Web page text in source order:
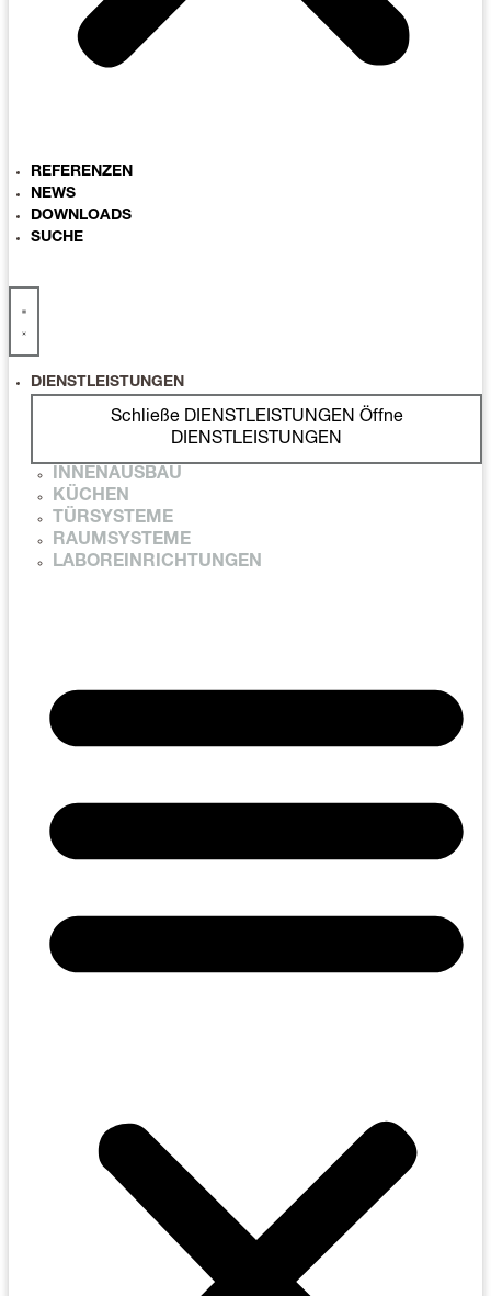
REFERENZEN
NEWS
DOWNLOADS
SUCHE
DIENSTLEISTUNGEN
Schließe DIENSTLEISTUNGEN Öffne
DIENSTLEISTUNGEN
INNENAUSBAU
KÜCHEN
TÜRSYSTEME
RAUMSYSTEME
LABOREINRICHTUNGEN